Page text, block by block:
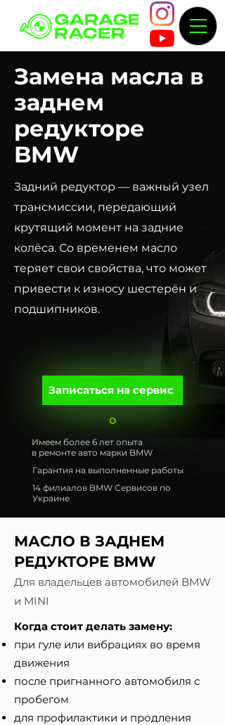
Замена масла в
заднем
редукторе
BMW
Задний редуктор — важный узел
трансмиссии, передающий
крутящий момент на задние
колёса. Со временем масло
теряет свои свойства, что может
привести к износу шестерён и
подшипников.
Записаться на сервис
Имеем более 6 лет опыта
в ремонте авто марки BMW
Гарантия на выполненные работы
14 филиалов BMW Сервисов по
Украине
МАСЛО В ЗАДНЕМ
РЕДУКТОРЕ BMW
Для владельцев автомобилей BMW
и MINI
Когда стоит делать замену:
при гуле или вибрациях во время
движения
после пригнанного автомобиля с
пробегом
для профилактики и продления